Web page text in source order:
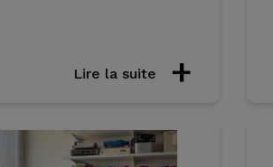
Lire la suite